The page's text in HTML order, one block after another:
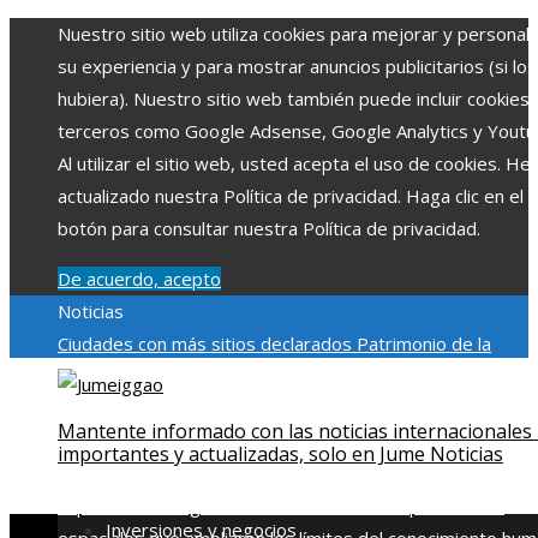
Nuestro sitio web utiliza cookies para mejorar y
su experiencia y para mostrar anuncios publicitarios (si los
hubiera). Nuestro sitio web también puede incluir cookies
terceros como Google Adsense, Google Analytics y
Al utilizar el sitio web, usted acepta el uso de cookies.
actualizado nuestra Política de privacidad. Haga clic en el
botón para consultar nuestra Política de privacidad.
De acuerdo, acepto
Noticias
Ciudades con más sitios declarados Patrimonio de la
Humanidad y su importancia
la inversión productiva y reducir la fragmentación
en Bosnia y Herzegovina
La gran depresión de 1929 y su
Mantente informado con las noticias internacionales
importantes y actualizadas, solo en Jume Noticias
Inversiones y negocios